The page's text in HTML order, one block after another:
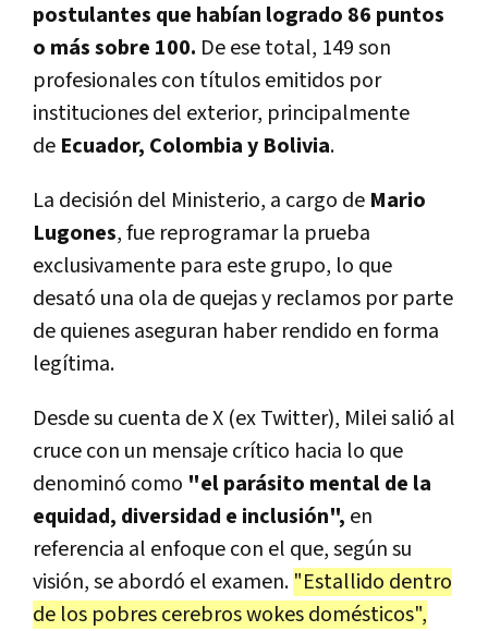
postulantes que habían logrado 86 puntos
o más sobre 100. De ese total, 149 son
profesionales con títulos emitidos por
instituciones del exterior, principalmente
de Ecuador, Colombia y Bolivia.
La decisión del Ministerio, a cargo de Mario
Lugones, fue reprogramar la prueba
exclusivamente para este grupo, lo que
desató una ola de quejas y reclamos por parte
de quienes aseguran haber rendido en forma
legítima.
Desde su cuenta de X (ex Twitter), Milei salió al
cruce con un mensaje crítico hacia lo que
denominó como "el parásito mental de la
equidad, diversidad e inclusión", en
referencia al enfoque con el que, según su
visión, se abordó el examen. "Estallido dentro
de los pobres cerebros wokes domésticos",